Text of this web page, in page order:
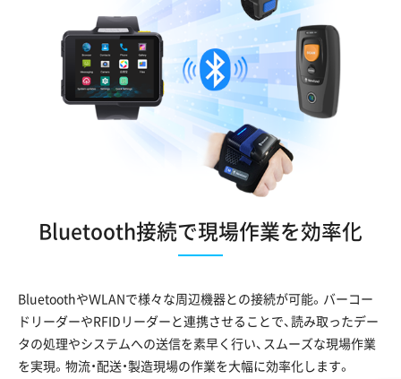
Bluetooth接続で現場作業を効率化
BluetoothやＷLANで様々な周辺機器との接続が可能。バーコー
ドリーダーやRFIDリーダーと連携させることで、読み取ったデー
タの処理やシステムへの送信を素早く行い、スムーズな現場作業
を実現。物流・配送・製造現場の作業を大幅に効率化します。